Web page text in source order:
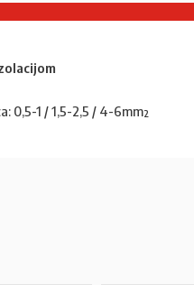
0,5-1 / 1,5-2,5 / 4-6mm²